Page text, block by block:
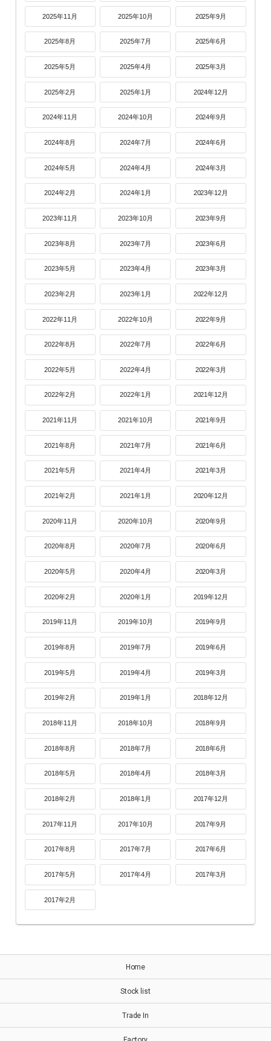
2025年11月 2025年10月 2025年9月
2025年8月 2025年7月 2025年6月
2025年5月 2025年4月 2025年3月
2025年2月 2025年1月 2024年12月
2024年11月 2024年10月 2024年9月
2024年8月 2024年7月 2024年6月
2024年5月 2024年4月 2024年3月
2024年2月 2024年1月 2023年12月
2023年11月 2023年10月 2023年9月
2023年8月 2023年7月 2023年6月
2023年5月 2023年4月 2023年3月
2023年2月 2023年1月 2022年12月
2022年11月 2022年10月 2022年9月
2022年8月 2022年7月 2022年6月
2022年5月 2022年4月 2022年3月
2022年2月 2022年1月 2021年12月
2021年11月 2021年10月 2021年9月
2021年8月 2021年7月 2021年6月
2021年5月 2021年4月 2021年3月
2021年2月 2021年1月 2020年12月
2020年11月 2020年10月 2020年9月
2020年8月 2020年7月 2020年6月
2020年5月 2020年4月 2020年3月
2020年2月 2020年1月 2019年12月
2019年11月 2019年10月 2019年9月
2019年8月 2019年7月 2019年6月
2019年5月 2019年4月 2019年3月
2019年2月 2019年1月 2018年12月
2018年11月 2018年10月 2018年9月
2018年8月 2018年7月 2018年6月
2018年5月 2018年4月 2018年3月
2018年2月 2018年1月 2017年12月
2017年11月 2017年10月 2017年9月
2017年8月 2017年7月 2017年6月
2017年5月 2017年4月 2017年3月
2017年2月
Home
Stock list
Trade In